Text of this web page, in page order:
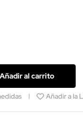
Añadir al carrito
Añadir a la